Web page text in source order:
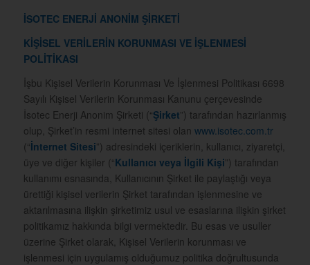
İSOTEC ENERJİ ANONİM ŞİRKETİ
KİŞİSEL VERİLERİN KORUNMASI VE İŞLENMESİ
POLİTİKASI
İşbu Kişisel Verilerin Korunması Ve İşlenmesi Politikası 6698
Sayılı Kişisel Verilerin Korunması Kanunu çerçevesinde
İsotec Enerji Anonim Şirketi (“Şirket”) tarafından hazırlanmış
olup, Şirket’in resmi internet sitesi olan www.isotec.com.tr
(“İnternet Sitesi”) adresindeki içeriklerin, kullanıcı, ziyaretçi,
üye ve diğer kişiler (“Kullanıcı veya İlgili Kişi”) tarafından
kullanımı esnasında, Kullanıcının Şirket ile paylaştığı veya
ürettiği kişisel verilerin Şirket tarafından işlenmesine ve
aktarılmasına ilişkin şirketimiz usul ve esaslarına ilişkin şirket
politikamız hakkında bilgi vermektedir. Bu esas ve usuller
üzerine Şirket olarak, Kişisel Verilerin korunması ve
işlenmesi için uygulamış olduğumuz politika doğrultusunda